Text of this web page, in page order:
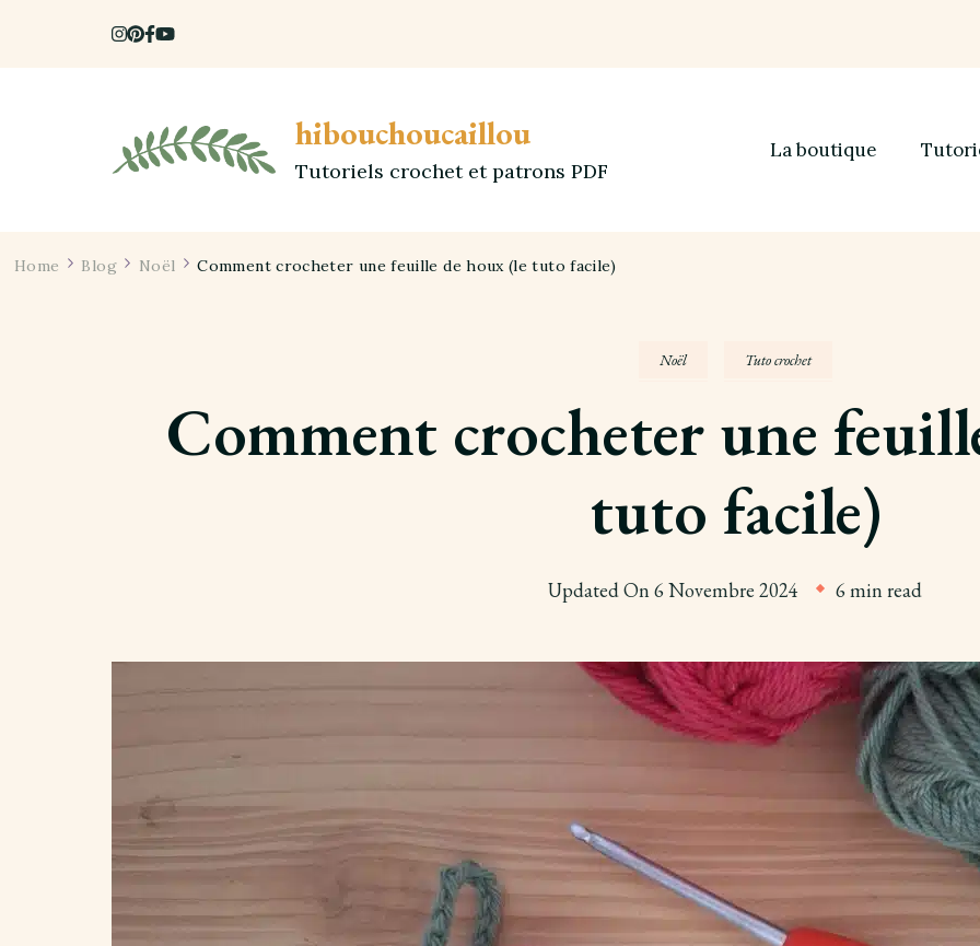
hibouchoucaillou
Tutoriels crochet et patrons PDF
La boutique
Home Blog Noël Comment crocheter une feuille de houx (le tuto facile)
Noël Tuto crochet
Comment crocheter une
tuto facile)
Updated On6 Novembre 2024 6 min read